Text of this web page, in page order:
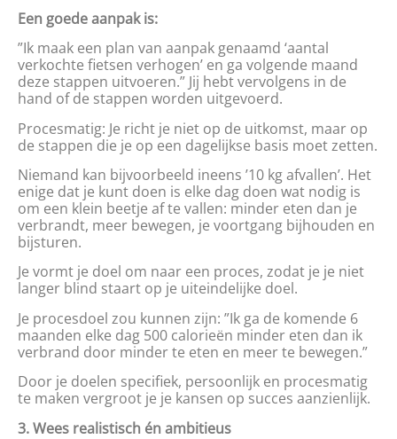
Een goede aanpak is:
”Ik maak een plan van aanpak genaamd ‘aantal
verkochte fietsen verhogen’ en ga volgende maand
deze stappen uitvoeren.” Jij hebt vervolgens in de
hand of de stappen worden uitgevoerd.
Procesmatig: Je richt je niet op de uitkomst, maar op
de stappen die je op een dagelijkse basis moet zetten.
Niemand kan bijvoorbeeld ineens ’10 kg afvallen’. Het
enige dat je kunt doen is elke dag doen wat nodig is
om een klein beetje af te vallen: minder eten dan je
verbrandt, meer bewegen, je voortgang bijhouden en
bijsturen.
Je vormt je doel om naar een proces, zodat je je niet
langer blind staart op je uiteindelijke doel.
Je procesdoel zou kunnen zijn: ”Ik ga de komende 6
maanden elke dag 500 calorieën minder eten dan ik
verbrand door minder te eten en meer te bewegen.”
Door je doelen specifiek, persoonlijk en procesmatig
te maken vergroot je je kansen op succes aanzienlijk.
3. Wees realistisch én ambitieus